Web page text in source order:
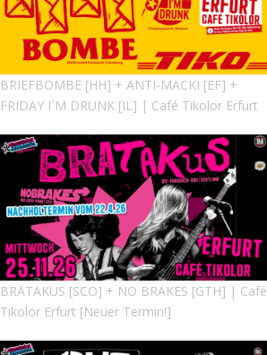
BRIEFBOMBE [HH] + ANTI-MACKI [EF] +
FRIDAY I´M DRUNK [IL] | Café Tikolor Erfurt
BRATAKUS [SCO] + NO BRAKES [GTH] | Café
Tikolor Erfurt [Neuer Termin!]